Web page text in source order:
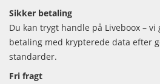
Sikker betaling
Du kan trygt handle på Liveboox –
betaling med krypterede data efter
standarder.
Fri fragt